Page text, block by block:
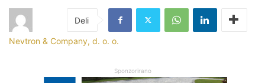
Nevtron & Company, d. o. o.
Sponzorirano